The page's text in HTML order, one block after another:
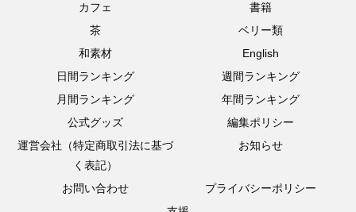
カフェ
書籍
茶
ベリー類
和素材
English
日間ランキング
週間ランキング
月間ランキング
年間ランキング
公式グッズ
編集ポリシー
運営会社（特定商取引法に基づ
く表記）
お知らせ
お問い合わせ
プライバシーポリシー